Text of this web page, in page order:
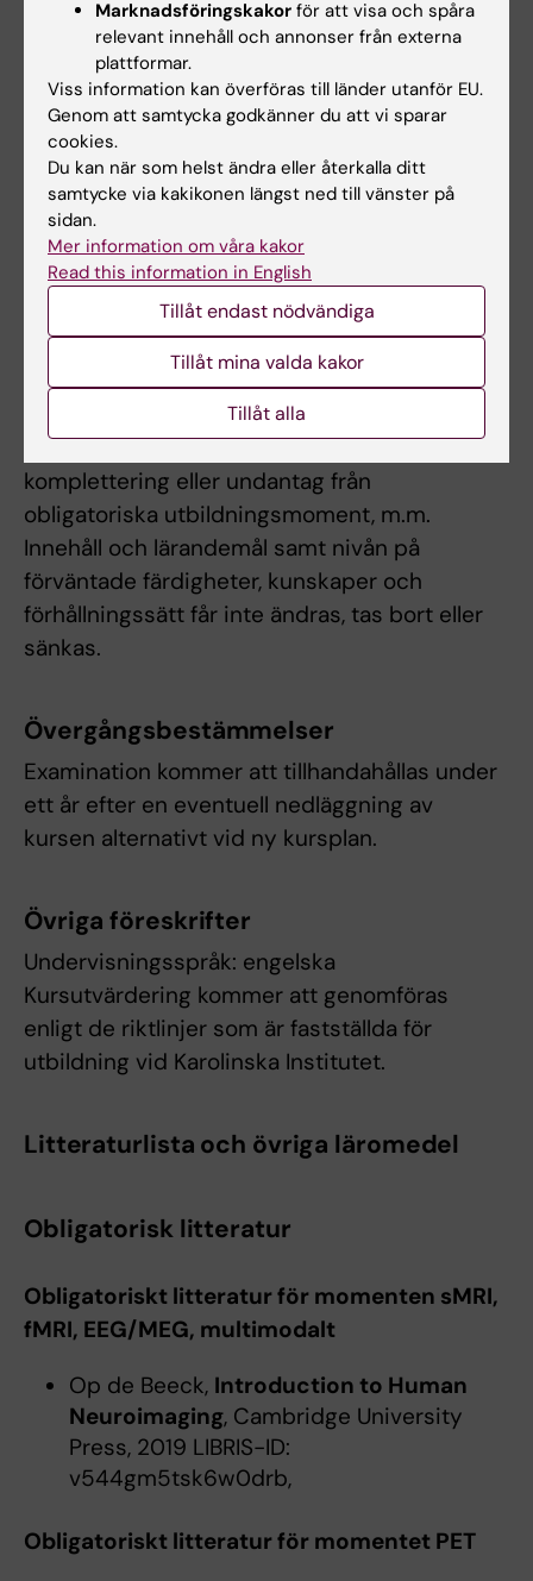
anvisningar kan inte studieresultaten
slutrapporteras. Frånvaro från ett obligatoriskt
utbildningsinslag kan innebära att den
studerande inte kan ta igen tillfället förrän
nästa gång kursen ges.
Möjlighet till undantag från kursplanens
föreskrifter om examination
Om det föreligger särskilda skäl, eller behov av
anpassning för student med
funktionsnedsättning, får examinator fatta
beslut om att frångå kursplanens föreskrifter
om examinationsform, antal
examinationstillfällen, möjlighet till
komplettering eller undantag från
obligatoriska utbildningsmoment, m.m.
Innehåll och lärandemål samt nivån på
förväntade färdigheter, kunskaper och
förhållningssätt får inte ändras, tas bort eller
sänkas.
Övergångsbestämmelser
Examination kommer att tillhandahållas under
ett år efter en eventuell nedläggning av
kursen alternativt vid ny kursplan.
Övriga föreskrifter
Undervisningsspråk: engelska
Kursutvärdering kommer att genomföras
enligt de riktlinjer som är fastställda för
utbildning vid Karolinska Institutet.
Litteraturlista och övriga läromedel
Obligatorisk litteratur
Obligatoriskt litteratur för momenten sMRI,
fMRI, EEG/MEG, multimodalt
Op de Beeck, Introduction to Human
Neuroimaging, Cambridge University
Press, 2019 LIBRIS-ID:
v544gm5tsk6w0drb,
Obligatoriskt litteratur för momentet PET
Marknadsföringskakor för att visa och spåra
relevant innehåll och annonser från externa
plattformar.
Viss information kan överföras till länder utanför EU.
Genom att samtycka godkänner du att vi sparar
cookies.
Du kan när som helst ändra eller återkalla ditt
samtycke via kakikonen längst ned till vänster på
sidan.
Mer information om våra kakor
Read this information in English
Tillåt endast nödvändiga
Tillåt mina valda kakor
Tillåt alla